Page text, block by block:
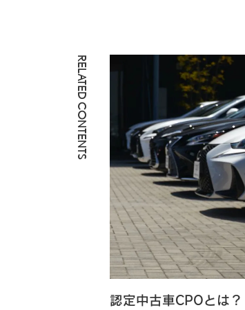
RELATED CONTENTS
認定中古車CPOとは？